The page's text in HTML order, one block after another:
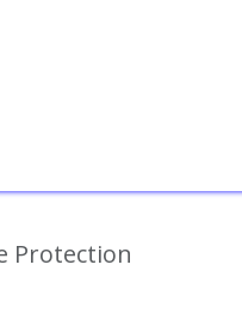
Protection